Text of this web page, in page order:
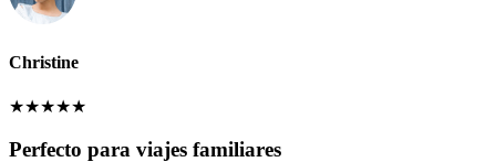
Christine
★★★★★
Perfecto para viajes familiares